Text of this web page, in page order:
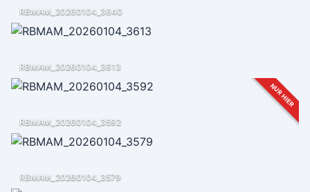
RBMAM_20260104_3640
RBMAM_20260104_3613
NUR HIER
RBMAM_20260104_3592
RBMAM_20260104_3579